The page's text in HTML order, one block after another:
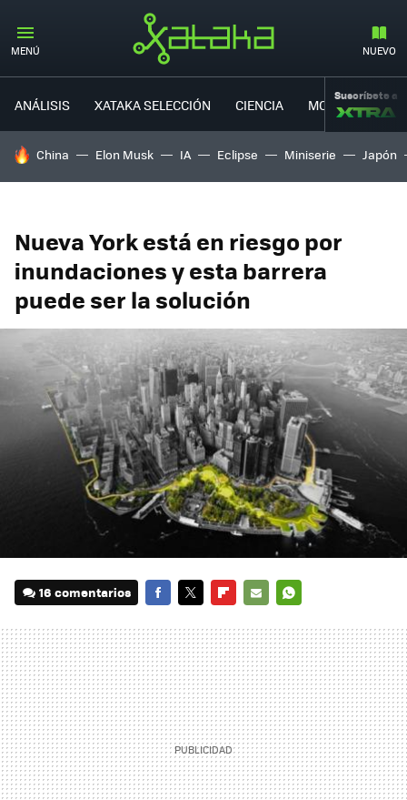
MENÚ NUEVO
ANÁLISIS XATAKA SELECCIÓN CIENCIA MOVILIDAD
Suscríbete a
HOY SE HABLA DE
China Elon Musk IA Eclipse Miniserie Japón
Nueva York está en riesgo por
inundaciones y esta barrera
puede ser la solución
16 comentarios
MAIL